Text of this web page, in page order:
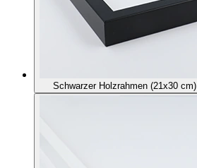
Schwarzer Holzrahmen (21x30 cm)